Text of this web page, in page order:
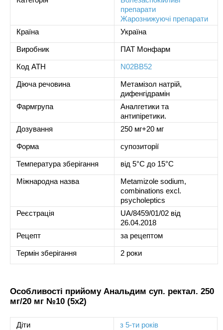
препарати
Жарознижуючі препарати
Країна
Україна
Виробник ПАТ Монфарм
Код ATH N02BB52
Діюча речовина
Метамізол натрій,
дифенгідрамін
Фармгрупа
Аналгетики та
антипіретики.
Дозування
250 мг+20 мг
Форма супозиторії
Температура зберігання від 5°C до 15°C
Міжнародна назва
Metamizole sodium,
combinations excl.
psycholeptics
Реєстрація
UA/8459/01/02 від
26.04.2018
Рецепт
за рецептом
Термін зберігання 2 роки
Особливості прийому Анальдим суп. ректал. 250
мг/20 мг №10 (5х2)
Діти
з 5-ти років